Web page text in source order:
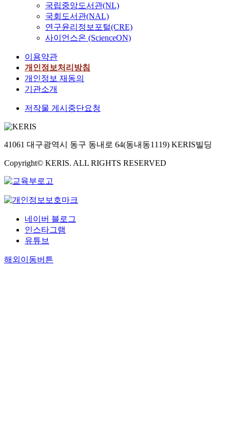
국립중앙도서관(NL)
국회도서관(NAL)
연구윤리정보포털(CRE)
사이언스온 (ScienceON)
이용약관
개인정보처리방침
개인정보 재동의
기관소개
저작물 게시중단요청
41061 대구광역시 동구 동내로 64(동내동1119) KERIS빌딩
Copyright© KERIS. ALL RIGHTS RESERVED
네이버 블로그
인스타그램
유튜브
해외이동버튼